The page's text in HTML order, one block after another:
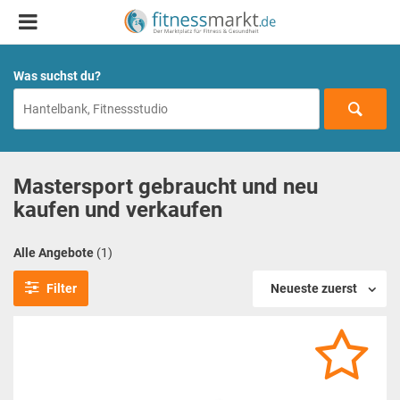
Was suchst du?
Mastersport gebraucht und neu
kaufen und verkaufen
Alle Angebote (1)
Filter Neueste zuerst